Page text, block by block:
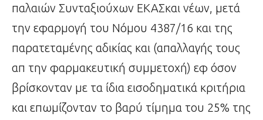
παλαιών Συνταξιούχων ΕΚΑΣκαι νέων, μετά
την εφαρμογή του Νόμου 4387/16 και της
παρατεταμένης αδικίας και (απαλλαγής τους
απ την φαρμακευτική συμμετοχή) εφ όσον
βρίσκονταν με τα ίδια εισοδηματικά κριτήρια
και επωμίζονταν το βαρύ τίμημα του 25% της